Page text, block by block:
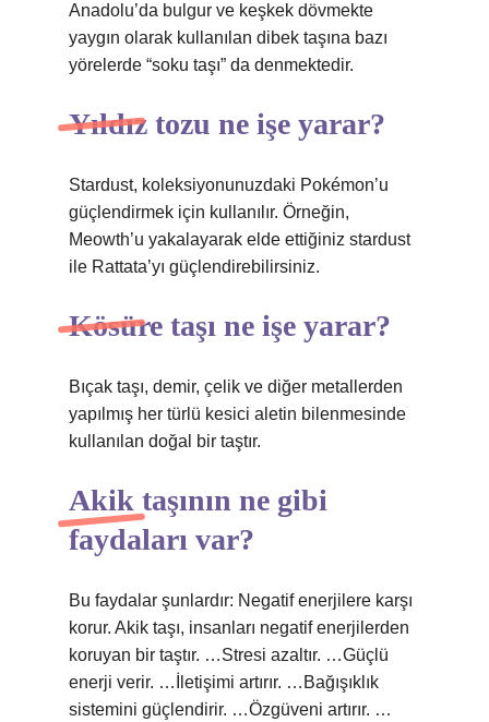
Anadolu’da bulgur ve keşkek dövmekte
yaygın olarak kullanılan dibek taşına bazı
yörelerde “soku taşı” da denmektedir.
Yıldız tozu ne işe yarar?
Stardust, koleksiyonunuzdaki Pokémon’u
güçlendirmek için kullanılır. Örneğin,
Meowth’u yakalayarak elde ettiğiniz stardust
ile Rattata’yı güçlendirebilirsiniz.
Kösüre taşı ne işe yarar?
Bıçak taşı, demir, çelik ve diğer metallerden
yapılmış her türlü kesici aletin bilenmesinde
kullanılan doğal bir taştır.
Akik taşının ne gibi
faydaları var?
Bu faydalar şunlardır: Negatif enerjilere karşı
korur. Akik taşı, insanları negatif enerjilerden
koruyan bir taştır. …Stresi azaltır. …Güçlü
enerji verir. …İletişimi artırır. …Bağışıklık
sistemini güçlendirir. …Özgüveni artırır. …